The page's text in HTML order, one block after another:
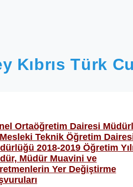
Kıbrıs Türk
Ortaöğretim Dairesi
Teknik Öğretim
2018-2019 Öğretim
Müdür Muavini ve
Yer Değiştirme